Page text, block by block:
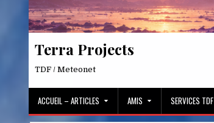
Terra Projects
TDF / Meteonet
ACCUEIL – ARTICLES AMIS SERVICES TDF